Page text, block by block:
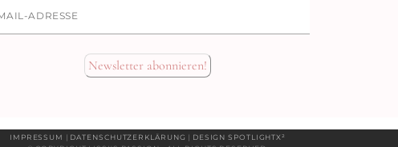
Newsletter abonnieren!
IMPRESSUM | DATENSCHUTZERKLÄRUNG | DESIGN SPOTLIGHTX²